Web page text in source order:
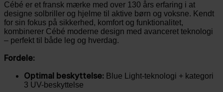
Cébé er et fransk mærke med over 130 års erfaring i at
designe solbriller og hjelme til aktive børn og voksne. Kendt
for sin fokus på sikkerhed, komfort og funktionalitet,
kombinerer Cébé moderne design med avanceret teknologi
– perfekt til både leg og hverdag.
Fordele:
Optimal beskyttelse: Blue Light-teknologi + kategori
3 UV-beskyttelse